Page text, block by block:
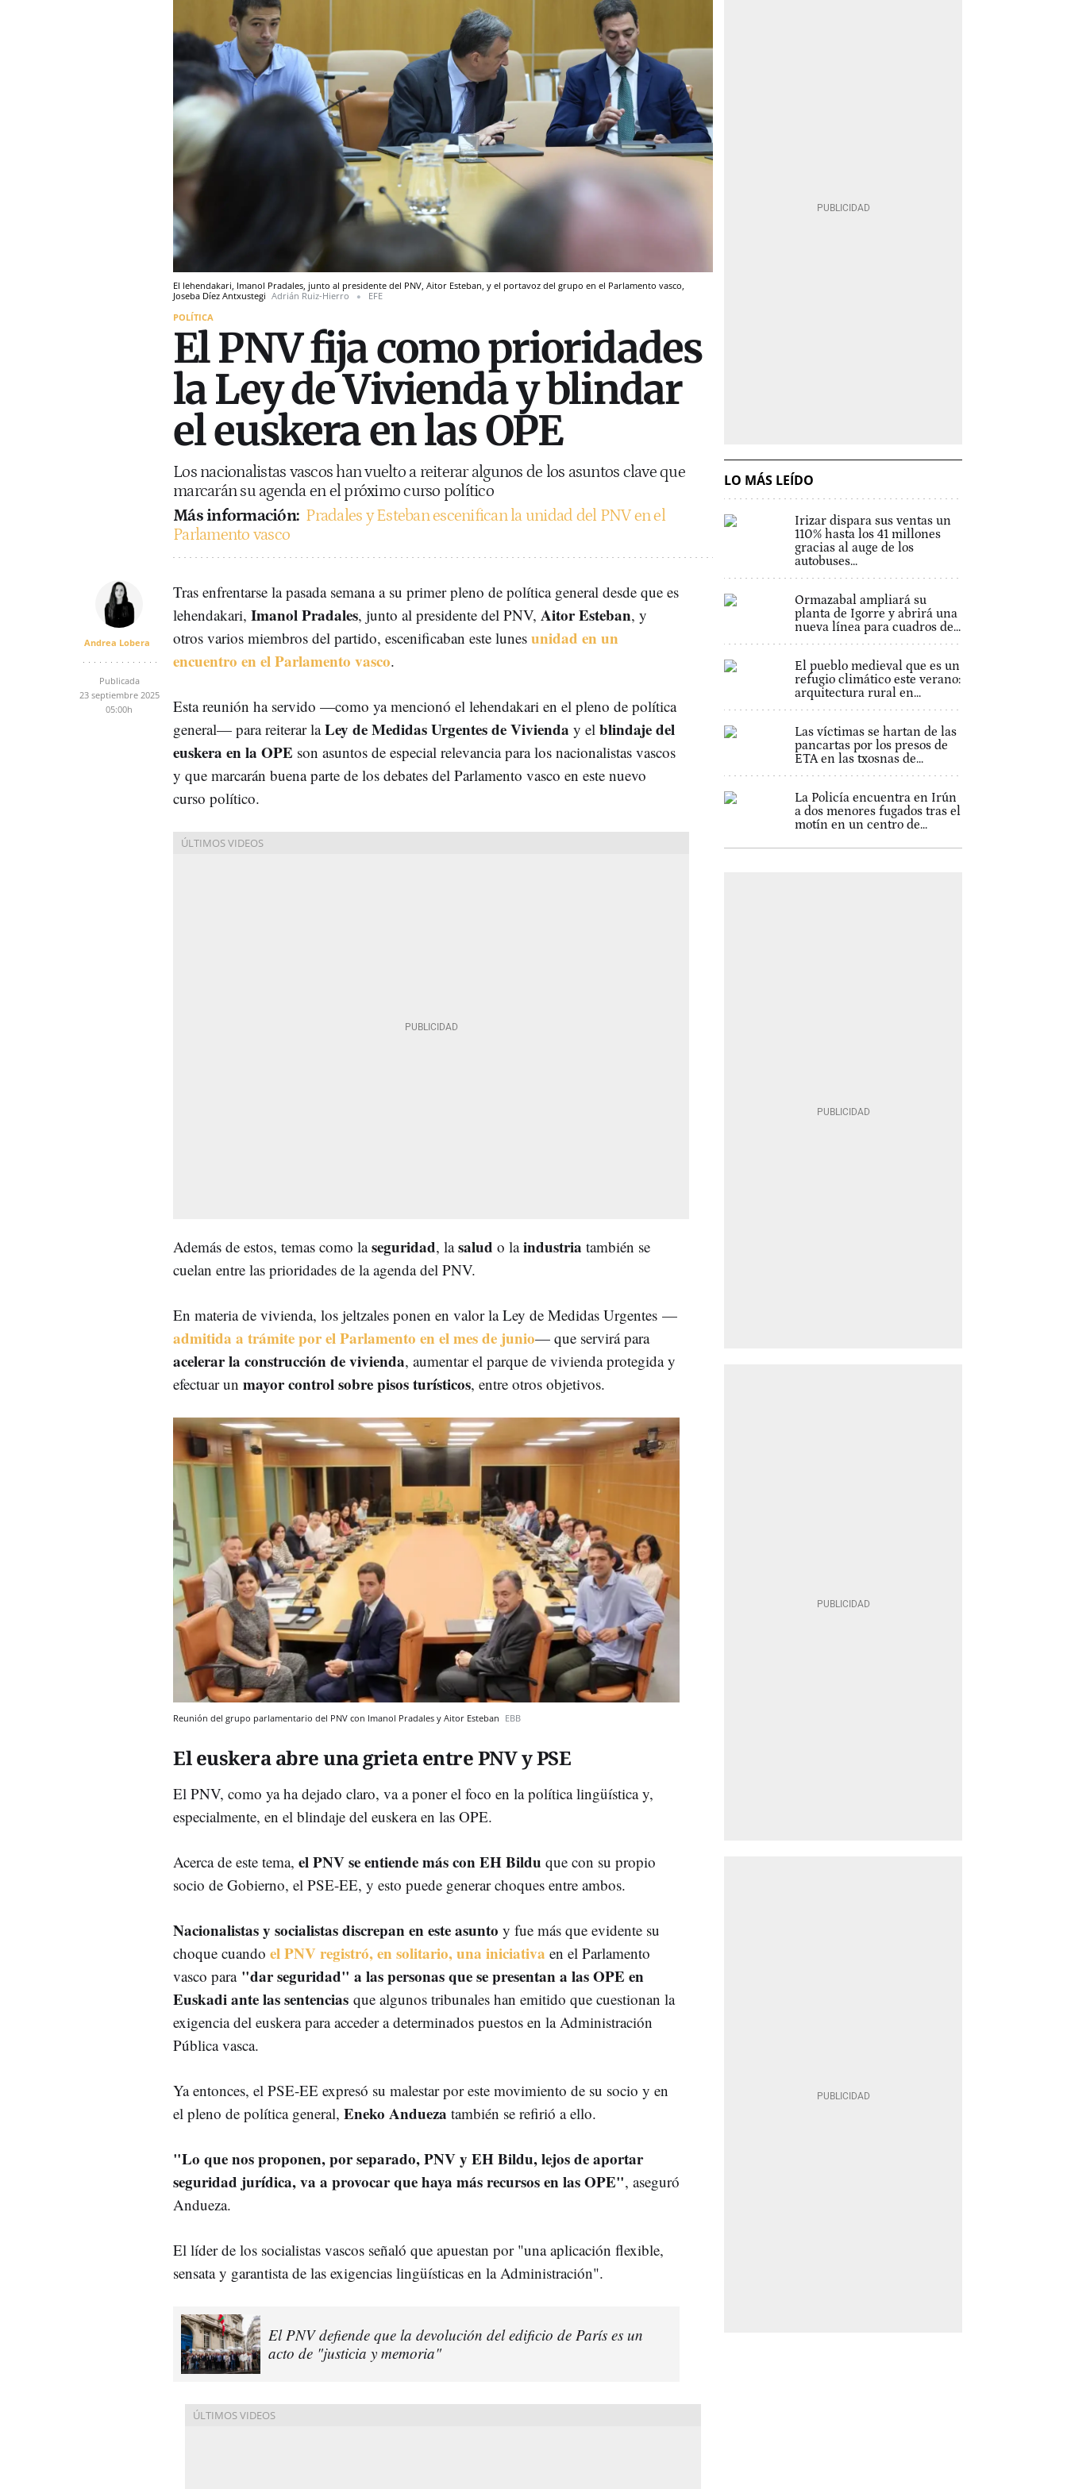
El lehendakari, Imanol Pradales, junto al presidente del PNV, Aitor Esteban, y el portavoz del grupo en el Parlamento vasco,
Joseba Díez Antxustegi Adrián Ruiz-Hierro
EFE
POLÍTICA
El PNV fija como prioridades
la Ley de Vivienda y blindar
el euskera en las OPE
Los nacionalistas vascos han vuelto a reiterar algunos de los asuntos clave que
marcarán su agenda en el próximo curso político
Más información: Pradales y Esteban escenifican la unidad del PNV en el
Parlamento vasco
Andrea Lobera
Publicada
23 septiembre 2025
05:00h
Tras enfrentarse la pasada semana a su primer pleno de política general desde que es
lehendakari, Imanol Pradales, junto al presidente del PNV, Aitor Esteban, y
otros varios miembros del partido, escenificaban este lunes unidad en un
encuentro en el Parlamento vasco.
Esta reunión ha servido —como ya mencionó el lehendakari en el pleno de política
general— para reiterarlaLey de Medidas Urgentes de Vivienda y el blindaje del
euskera en la OPE son asuntos de especial relevancia para los nacionalistas vascos
y que marcarán buena parte de los debates del Parlamento vasco en este nuevo
curso político.
Además de estos, temas como laseguridad, lasalud o laindustria también se
cuelan entre las prioridades de la agenda del PNV.
En materia de vivienda, los jeltzales ponen en valor la Ley de Medidas Urgentes —
admitida a trámite por el Parlamento en el mes de junio— que servirá para
acelerar la construcción de vivienda, aumentar el parque de vivienda protegida y
efectuar un mayor control sobre pisos turísticos, entre otros objetivos.
Reunión del grupo parlamentario del PNV con Imanol Pradales y Aitor Esteban EBB
El euskera abre una grieta entre PNV y PSE
El PNV, como ya ha dejado claro, va a poner el foco en la política lingüística y,
especialmente, en el blindaje del euskera en las OPE.
Acerca de este tema, el PNV se entiende más con EH Bildu que con su propio
socio de Gobierno, el PSE-EE, y esto puede generar choques entre ambos.
Nacionalistas y socialistas discrepan en este asunto y fue más que evidente su
choque cuando el PNV registró, en solitario, una iniciativa en el Parlamento
vasco para "dar seguridad" a las personas que se presentan a las OPE en
Euskadi ante las sentencias que algunos tribunales han emitido que cuestionan la
exigencia del euskera para acceder a determinados puestos en la Administración
Pública vasca.
Ya entonces, el PSE-EE expresó su malestar por este movimiento de su socio y en
el pleno de política general, Eneko Andueza también se refirió a ello.
"Lo que nos proponen, por separado, PNV y EH Bildu, lejos de aportar
seguridad jurídica, va a provocar que haya más recursos en las OPE", aseguró
Andueza.
El líder de los socialistas vascos señaló que apuestan por "una aplicación flexible,
sensata y garantista de las exigencias lingüísticas en la Administración".
El PNV defiende que la devolución del edificio de París es un
acto de "justicia y memoria"
LO MÁS LEÍDO
Irizar dispara sus ventas un
110% hasta los 41 millones
gracias al auge de los
autobuses...
Ormazabal ampliará su
planta de Igorre y abrirá una
nueva línea para cuadros de...
El pueblo medieval que es un
refugio climático este verano:
arquitectura rural en...
Las víctimas se hartan de las
pancartas por los presos de
ETA en las txosnas de...
La Policía encuentra en Irún
a dos menores fugados tras el
motín en un centro de...